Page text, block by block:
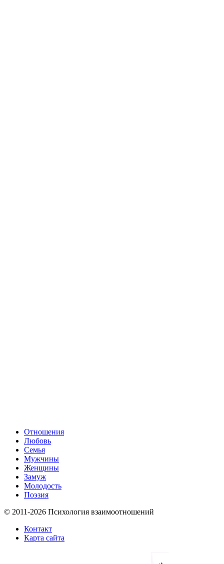
Отношения
Любовь
Семья
Мужчины
Женщины
Замуж
Молодость
Поэзия
© 2011-2026 Психология взаимоотношений
Контакт
Карта сайта